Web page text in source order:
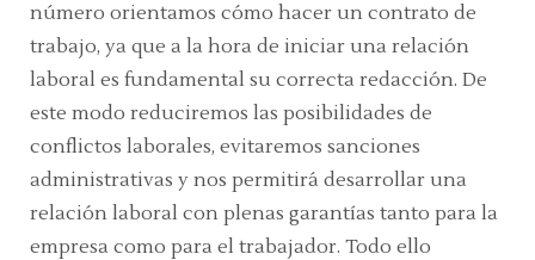
número orientamos cómo hacer un contrato de
trabajo, ya que a la hora de iniciar una relación
laboral es fundamental su correcta redacción. De
este modo reduciremos las posibilidades de
conflictos laborales, evitaremos sanciones
administrativas y nos permitirá desarrollar una
relación laboral con plenas garantías tanto para la
empresa como para el trabajador. Todo ello